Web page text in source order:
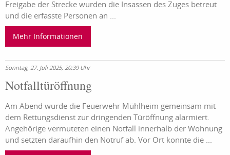
Freigabe der Strecke wurden die Insassen des Zuges betreut
und die erfasste Personen an ...
Mehr Informationen
Sonntag, 27. Juli 2025, 20:39 Uhr
Notfalltüröffnung
Am Abend wurde die Feuerwehr Mühlheim gemeinsam mit
dem Rettungsdienst zur dringenden Türöffnung alarmiert.
Angehörige vermuteten einen Notfall innerhalb der Wohnung
und setzten daraufhin den Notruf ab. Vor Ort konnte die ...